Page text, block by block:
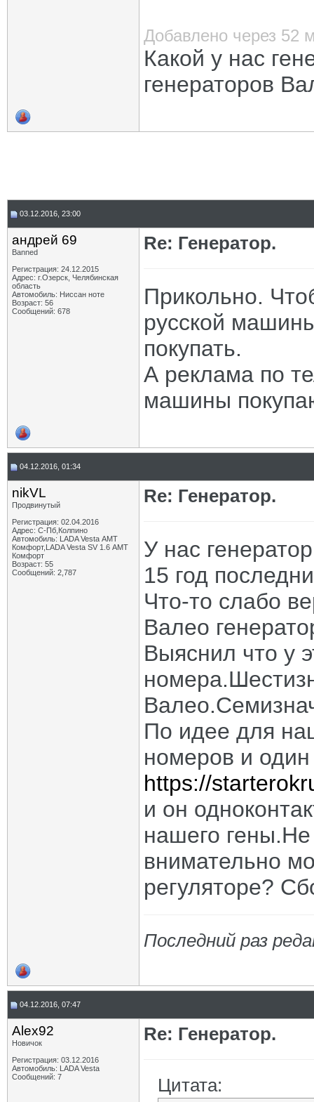
Добавлено через 52
Какой у нас
генераторов
03.12.2016, 23:00
андрей 69
Banned
Регистрация: 24.12.2015
Адрес: г.Озерск, Челябинская
область
Автомобиль: Ниссан ноте
Возраст: 56
Сообщений: 678
Re: Генератор.
Прикольно.
русской
покупать.
А реклама по
машины
04.12.2016, 01:34
nikVL
Продвинутый
Регистрация: 02.04.2016
Адрес: С-Пб,Колпино
Автомобиль: LADA Vesta АМТ
Комфорт,LADA Vesta SV 1.6 АМТ
Комфорт
Возраст: 55
Сообщений: 2,787
Re: Генератор.
У нас
15 год
Что-то слабо
Валео
Выяснил что у
По идее для
номеров и
https://
и он
нашего
внимательно
регуляторе?
Последний раз
04.12.2016, 07:47
Alex92
Новичок
Регистрация: 03.12.2016
Автомобиль: LADA Vesta
Сообщений: 7
Re: Генератор.
Цитата: